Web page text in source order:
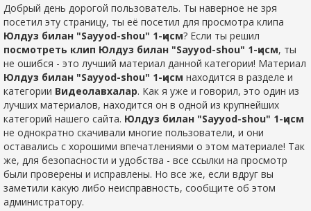
Добрый день дорогой пользователь. Ты наверное не зря
посетил эту страницу, ты её посетил для просмотра клипа
Юлдуз билан "Sayyod-shou" 1-қисм? Если ты решил
посмотреть клип Юлдуз билан "Sayyod-shou" 1-қисм, ты
не ошибся - это лучший материал данной категории! Материал
Юлдуз билан "Sayyod-shou" 1-қисм находится в разделе и
категории Видеолавхалар. Как я уже и говорил, это один из
лучших материалов, находится он в одной из крупнейших
категорий нашего сайта. Юлдуз билан "Sayyod-shou" 1-қисм
не однократно скачивали многие пользователи, и они
оставались с хорошими впечатлениями о этом материале! Так
же, для безопасности и удобства - все ссылки на просмотр
были проверены и исправлены. Но все же, если вдруг вы
заметили какую либо неисправность, сообщите об этом
администратору.